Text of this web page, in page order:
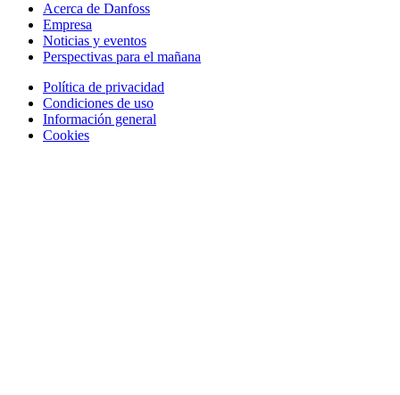
Acerca de Danfoss
Empresa
Noticias y eventos
Perspectivas para el mañana
Política de privacidad
Condiciones de uso
Información general
Cookies